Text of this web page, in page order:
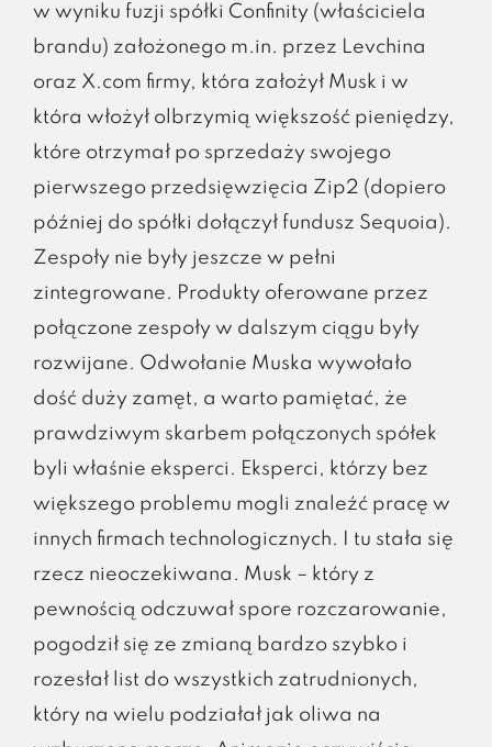
w wyniku fuzji spółki Confinity (właściciela
brandu) założonego m.in. przez Levchina
oraz X.com firmy, która założył Musk i w
która włożył olbrzymią większość pieniędzy,
które otrzymał po sprzedaży swojego
pierwszego przedsięwzięcia Zip2 (dopiero
później do spółki dołączył fundusz Sequoia).
Zespoły nie były jeszcze w pełni
zintegrowane. Produkty oferowane przez
połączone zespoły w dalszym ciągu były
rozwijane. Odwołanie Muska wywołało
dość duży zamęt, a warto pamiętać, że
prawdziwym skarbem połączonych spółek
byli właśnie eksperci. Eksperci, którzy bez
większego problemu mogli znaleźć pracę w
innych firmach technologicznych. I tu stała się
rzecz nieoczekiwana. Musk – który z
pewnością odczuwał spore rozczarowanie,
pogodził się ze zmianą bardzo szybko i
rozesłał list do wszystkich zatrudnionych,
który na wielu podziałał jak oliwa na